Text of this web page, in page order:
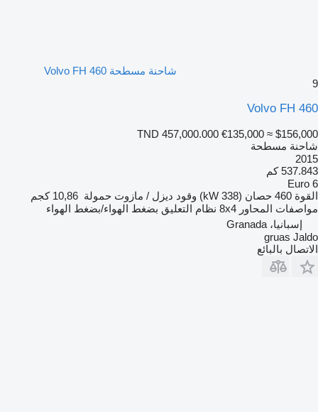
شاحنة مسطحة Volvo FH 460
9
Volvo FH 460
TND 457,000.000 €135,000 ≈ $156,000
شاحنة مسطحة
2015
537.843 كم
Euro 6
القوة 460 حصان (338 kW) وقود ديزل / مازوت حمولة 10,86 كجم
مواصفات المحاور 8x4 نظام التعليق بضغط الهواء/بضغط الهواء
إسبانيا، Granada
gruas Jaldo
الاتصال بالبائع